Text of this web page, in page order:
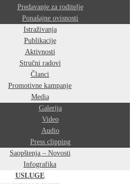
Predavanje za roditelje
Ponašajne ovisnosti
Istraživanja
Publikacije
Aktivnosti
Stručni radovi
Članci
Promotivne kampanje
Media
Galerija
Video
Audio
Press clipping
Saopštenja – Novosti
Infografika
USLUGE